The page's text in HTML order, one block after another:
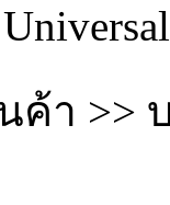
ค้า >>